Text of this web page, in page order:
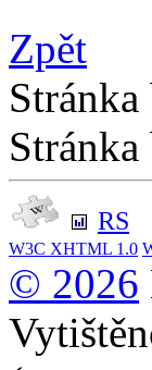
Zpět
RS
W3C XHTML 1.0
© 2026